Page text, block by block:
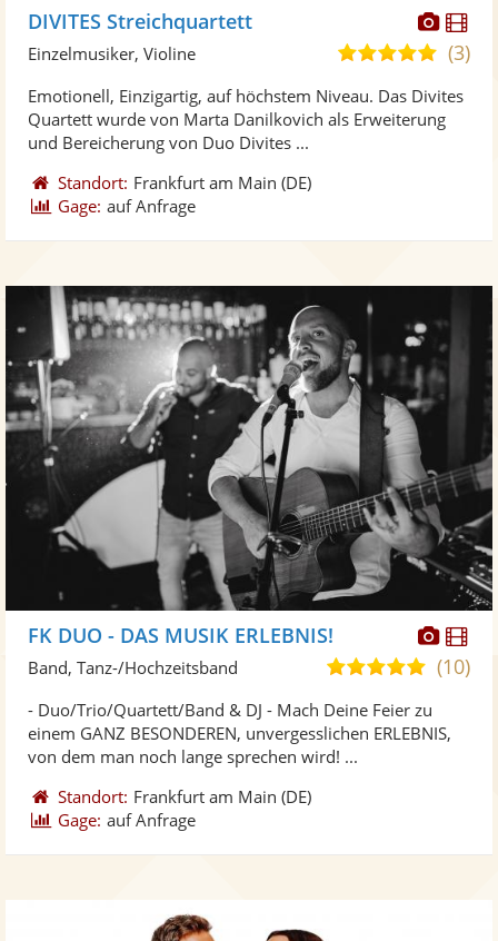
Fotos
DIVITES Streichquartett
5,0
5
Sternen
(3)
Einzelmusiker, Violine
Emotionell, Einzigartig, auf höchstem Niveau. Das Divites
Quartett wurde von Marta Danilkovich als Erweiterung
und Bereicherung von Duo Divites ...
Standort: Frankfurt am Main (DE)
Gage: auf Anfrage
FK DUO - DAS MUSIK ERLEBNIS!
5,0
5
Sternen
(10)
Band, Tanz-/Hochzeitsband
- Duo/Trio/Quartett/Band & DJ - Mach Deine Feier zu
einem GANZ BESONDEREN, unvergesslichen ERLEBNIS,
von dem man noch lange sprechen wird! ...
Standort: Frankfurt am Main (DE)
Gage: auf Anfrage